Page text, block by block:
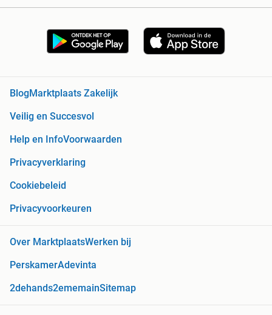
Blog Marktplaats Zakelijk
Veilig en Succesvol
Help en InfoVoorwaarden
Privacyverklaring
Cookiebeleid
Privacyvoorkeuren
Over MarktplaatsWerken bij
PerskamerAdevinta
2dehands2ememainSitemap